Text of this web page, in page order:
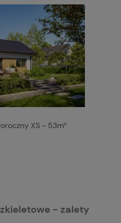
XS - 53m²
- zalety